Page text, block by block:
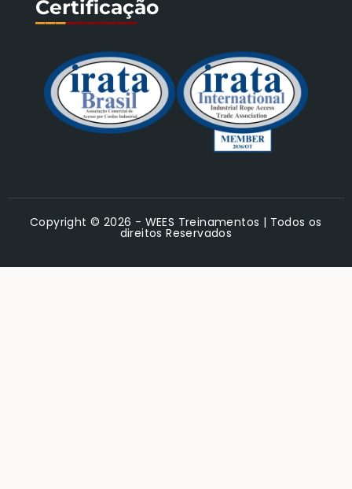
Certificação
__________
Copyright © 2026 - WEES Treinamentos | Todos os
direitos Reservados